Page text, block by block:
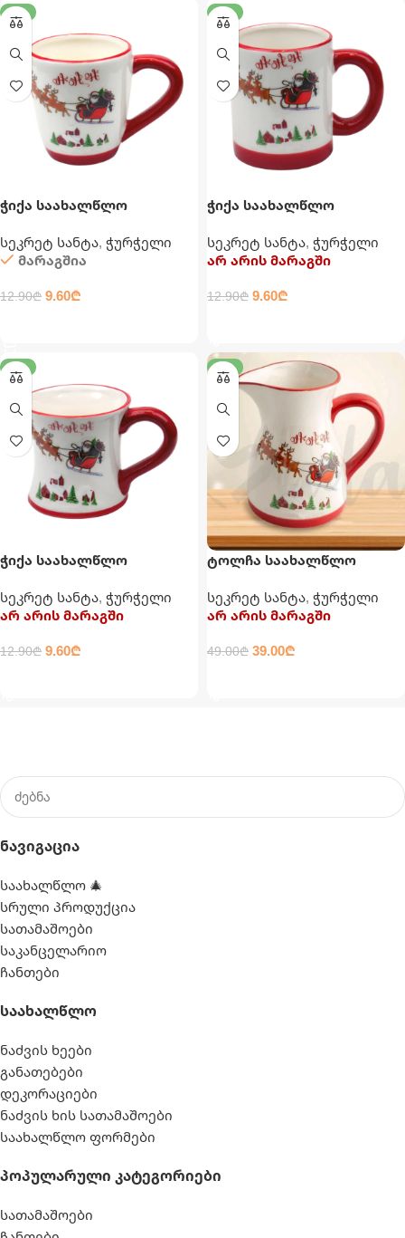
-26%
ჭიქა საახალწლო
სეკრეტ სანტა, ჭურჭელი
მარაგშია
12.90₾ 9.60₾
-26%
ჭიქა საახალწლო
სეკრეტ სანტა, ჭურჭელი
არ არის მარაგში
12.90₾ 9.60₾
-26%
ჭიქა საახალწლო
სეკრეტ სანტა, ჭურჭელი
არ არის მარაგში
12.90₾ 9.60₾
-20%
ტოლჩა საახალწლო
სეკრეტ სანტა, ჭურჭელი
არ არის მარაგში
49.00₾ 39.00₾
Ნავიგაცია
საახალწლო 🎄
სრული პროდუქცია
სათამაშოები
საკანცელარიო
ჩანთები
Საახალწლო
ნაძვის ხეები
განათებები
დეკორაციები
ნაძვის ხის სათამაშოები
საახალწლო ფორმები
Პოპულარული Კატეგორიები
სათამაშოები